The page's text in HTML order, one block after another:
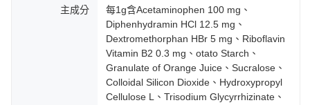
主成分
每1g含Acetaminophen 100 mg、
Diphenhydramin HCl 12.5 mg、
Dextromethorphan HBr 5 mg、Riboflavin
Vitamin B2 0.3 mg、otato Starch、
Granulate of Orange Juice、Sucralose、
Colloidal Silicon Dioxide、Hydroxypropyl
Cellulose L、Trisodium Glycyrrhizinate、